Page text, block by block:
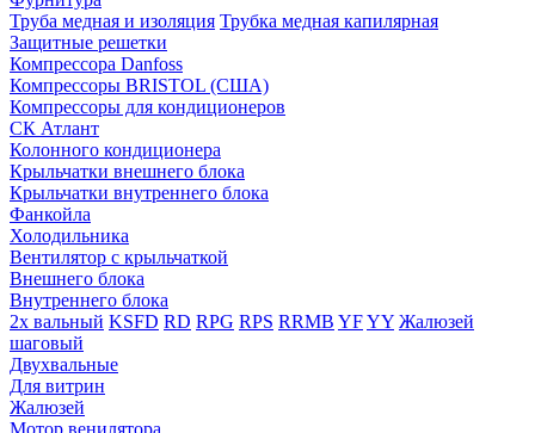
Труба медная и изоляция Трубка медная капилярная
Защитные решетки
Компрессора Danfoss
Компрессоры BRISTOL (США)
Компрессоры для кондиционеров
СК Атлант
Колонного кондиционера
Крыльчатки внешнего блока
Крыльчатки внутреннего блока
Фанкойла
Холодильника
Вентилятор с крыльчаткой
Внешнего блока
Внутреннего блока
2х вальный KSFD RD RPG RPS RRMB YFYY Жалюзей
шаговый
Двухвальные
Для витрин
Жалюзей
Мотор венилятора